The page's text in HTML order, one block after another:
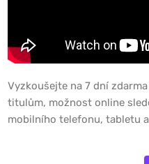
Vyzkoušejte na 7 dní
titulům, možnost online
mobilního telefonu, tabletu